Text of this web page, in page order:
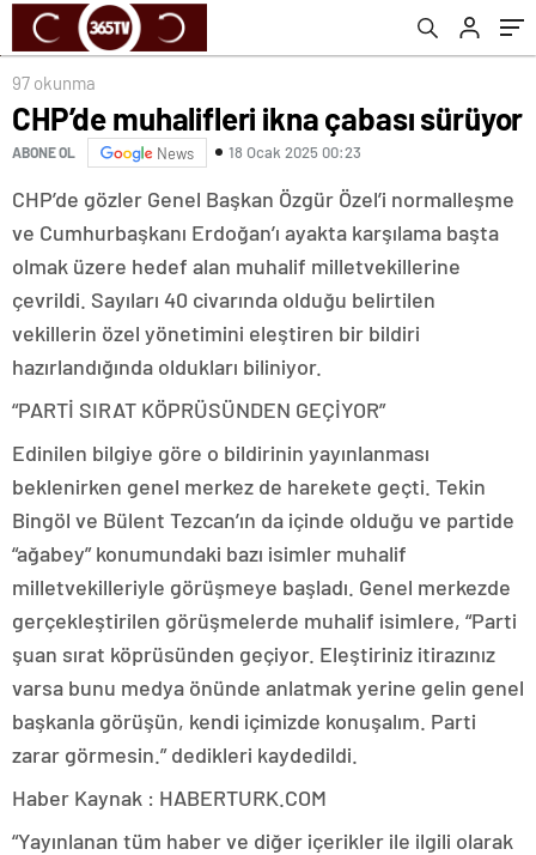
97 okunma
CHP’de muhalifleri ikna çabası sürüyor
ABONE OL News 18 Ocak 2025 00:23
CHP’de gözler Genel Başkan Özgür Özel’i normalleşme
ve Cumhurbaşkanı Erdoğan’ı ayakta karşılama başta
olmak üzere hedef alan muhalif milletvekillerine
çevrildi. Sayıları 40 civarında olduğu belirtilen
vekillerin özel yönetimini eleştiren bir bildiri
hazırlandığında oldukları biliniyor.
“PARTİ SIRAT KÖPRÜSÜNDEN GEÇİYOR”
Edinilen bilgiye göre o bildirinin yayınlanması
beklenirken genel merkez de harekete geçti. Tekin
Bingöl ve Bülent Tezcan’ın da içinde olduğu ve partide
“ağabey” konumundaki bazı isimler muhalif
milletvekilleriyle görüşmeye başladı. Genel merkezde
gerçekleştirilen görüşmelerde muhalif isimlere, “Parti
şuan sırat köprüsünden geçiyor. Eleştiriniz itirazınız
varsa bunu medya önünde anlatmak yerine gelin genel
başkanla görüşün, kendi içimizde konuşalım. Parti
zarar görmesin.” dedikleri kaydedildi.
Haber Kaynak : HABERTURK.COM
“Yayınlanan tüm haber ve diğer içerikler ile ilgili olarak